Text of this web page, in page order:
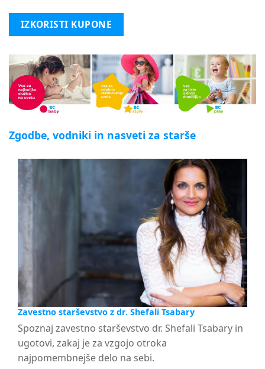
IZKORISTI KUPONE
Zgodbe, vodniki in nasveti za starše
Zavestno starševstvo z dr. Shefali Tsabary
Spoznaj zavestno starševstvo dr. Shefali Tsabary in
ugotovi, zakaj je za vzgojo otroka
najpomembnejše delo na sebi.